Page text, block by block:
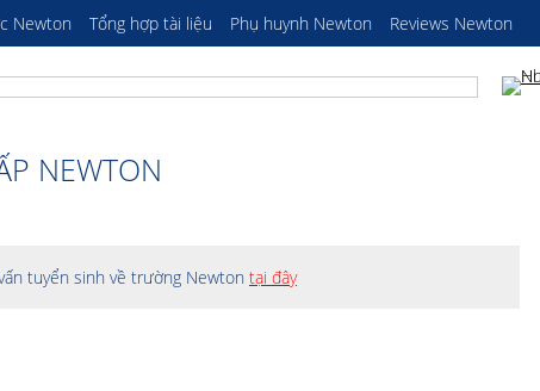
Newton Tổng hợp tài liệu Phụ huynh Newton Reviews Newton
NEWTON
tuyển sinh về trường Newton tại đây